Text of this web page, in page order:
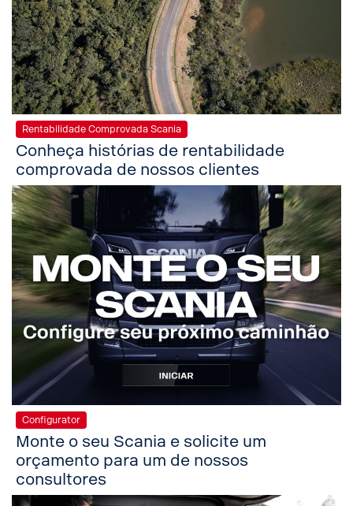
Rentabilidade Comprovada Scania
Conheça histórias de rentabilidade
comprovada de nossos clientes
Configurator
Monte o seu Scania e solicite um
orçamento para um de nossos
consultores